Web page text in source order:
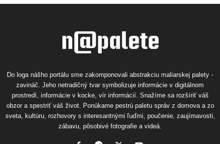
Do loga nášho portálu sme zakomponovali abstrakciu maliarskej palety -
zavináč. Jeho netradičný tvar symbolizuje informácie v digitálnom
prostredí, informácie v kocke, vír informácií. Snažíme sa rozšíriť váš
obzor a spestriť váš život. Ponúkame pestrú paletu správ z domova a zo
sveta, kultúru, rozhovory s interesantnými ľuďmi, poučenie, zaujímavosti,
zábavu, pôsobivé fotografie a videá.